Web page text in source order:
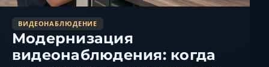
Минеральные Воды
Новороссийск
ВИДЕОНАБЛЮДЕНИЕ
Модернизация
видеонаблюдения: когда